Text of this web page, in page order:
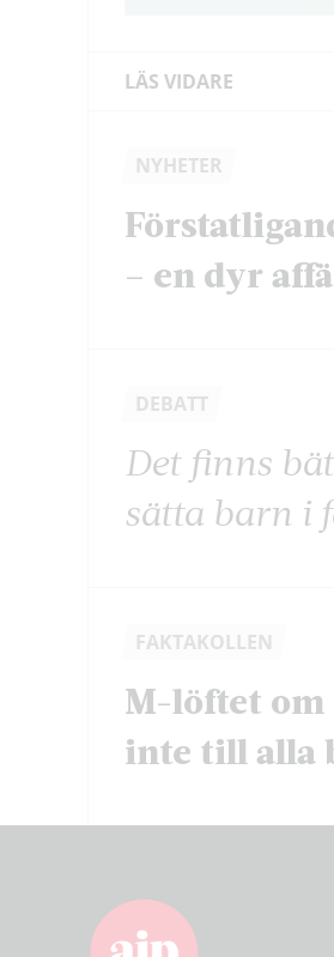
LÄS VIDARE
NYHETER
– en dyr
DEBATT
Det finns
sätta barn i
FAKTAKOLLEN
M-löftet om
inte till alla